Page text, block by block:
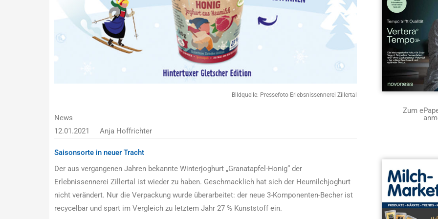
Bildquelle: Pressefoto Erlebsnissennerei Zillertal
News
12.01.2021
Anja Hoffrichter
Saisonsorte in neuer Tracht
Der aus vergangenen Jahren bekannte Winterjoghurt „Granatapfel-Honig“ der
Erlebnissennerei Zillertal ist wieder zu haben. Geschmacklich hat sich der Heumilchjoghurt
nicht verändert. Nur die Verpackung wurde überarbeitet: der neue 3-Komponenten-Becher ist
recycelbar und spart im Vergleich zu letztem Jahr 27 % Kunststoff ein.
Zum